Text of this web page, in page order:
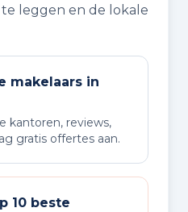
leggen en de lokale
makelaars in
kantoren, reviews,
gratis offertes aan.
10 beste